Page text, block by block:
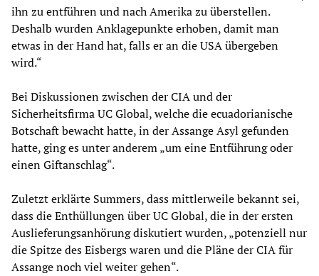
ihn zu entführen und nach Amerika zu überstellen.
Deshalb wurden Anklagepunkte erhoben, damit man
etwas in der Hand hat, falls er an die USA übergeben
wird.“
Bei Diskussionen zwischen der CIA und der
Sicherheitsfirma UC Global, welche die ecuadorianische
Botschaft bewacht hatte, in der Assange Asyl gefunden
hatte, ging es unter anderem „um eine Entführung oder
einen Giftanschlag“.
Zuletzt erklärte Summers, dass mittlerweile bekannt sei,
dass die Enthüllungen über UC Global, die in der ersten
Auslieferungsanhörung diskutiert wurden, „potenziell nur
die Spitze des Eisbergs waren und die Pläne der CIA für
Assange noch viel weiter gehen“.